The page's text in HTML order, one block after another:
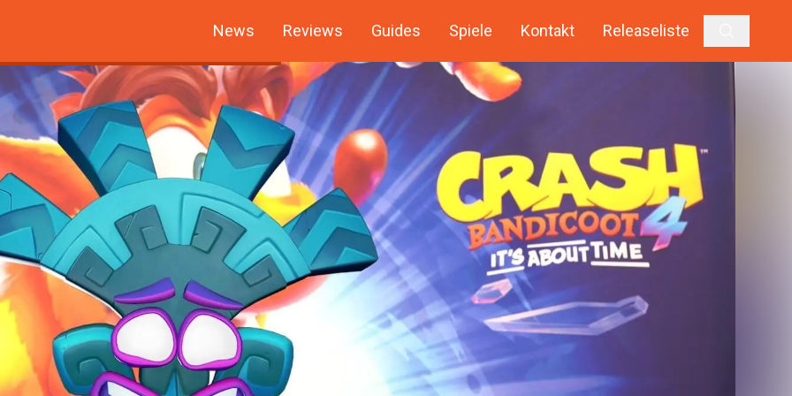
News Reviews Guides Spiele Kontakt Releaseliste